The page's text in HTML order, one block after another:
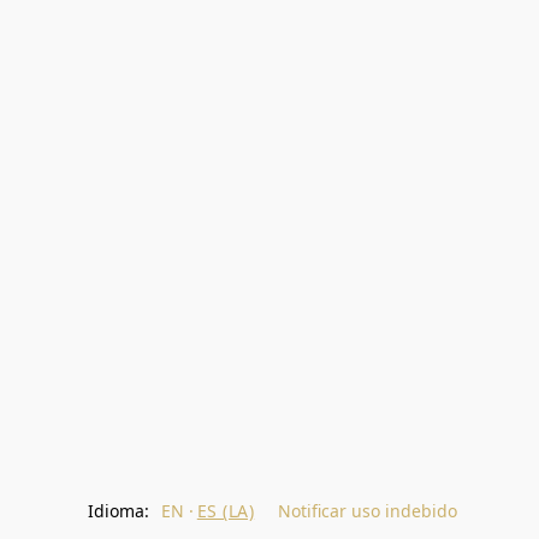
Idioma: EN ES (LA) Notificar uso indebido